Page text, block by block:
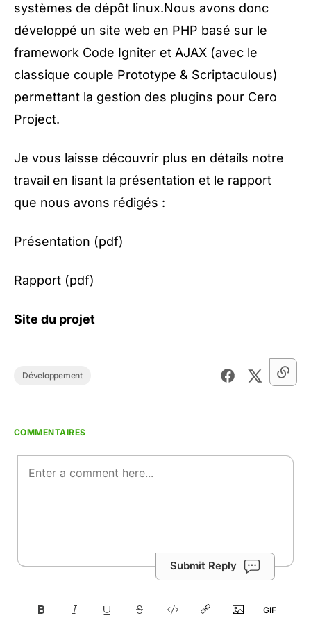
systèmes de dépôt linux.Nous avons donc
développé un site web en PHP basé sur le
framework Code Igniter et AJAX (avec le
classique couple Prototype & Scriptaculous)
permettant la gestion des plugins pour Cero
Project.
Je vous laisse découvrir plus en détails notre
travail en lisant la présentation et le rapport
que nous avons rédigés :
Présentation (pdf)
Rapport (pdf)
Site du projet
Développement
COMMENTAIRES
Submit Reply